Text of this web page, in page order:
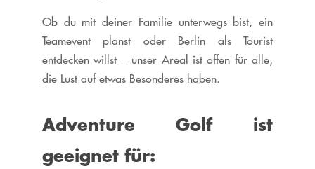
Ob du mit deiner Familie unterwegs bist, ein
Teamevent planst oder Berlin als Tourist
entdecken willst – unser Areal ist offen für alle,
die Lust auf etwas Besonderes haben.
Adventure Golf ist
geeignet für: